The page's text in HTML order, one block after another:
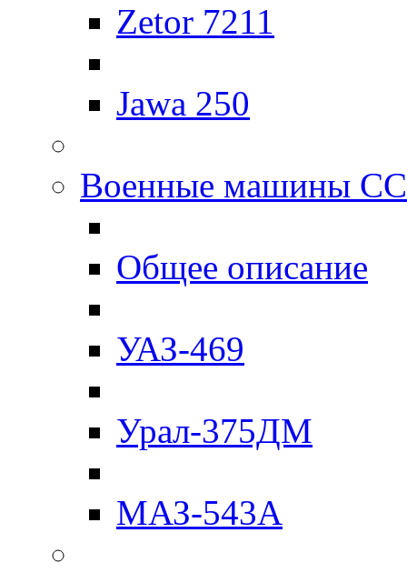
Zetor 7211
Jawa 250
Военные машины
Общее описание
УАЗ-469
Урал-375ДМ
МАЗ-543А